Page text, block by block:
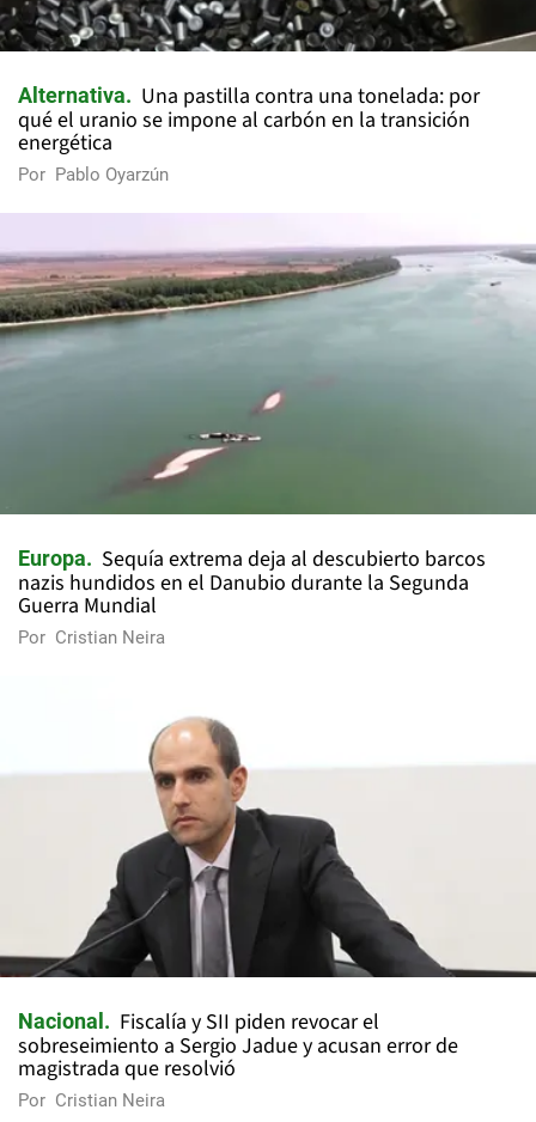
Alternativa
Una pastilla contra una tonelada: por
qué el uranio se impone al carbón en la transición
energética
Por Pablo Oyarzún
Europa
Sequía extrema deja al descubierto barcos
nazis hundidos en el Danubio durante la Segunda
Guerra Mundial
Por Cristian Neira
Nacional
Fiscalía y SII piden revocar el
sobreseimiento a Sergio Jadue y acusan error de
magistrada que resolvió
Por Cristian Neira